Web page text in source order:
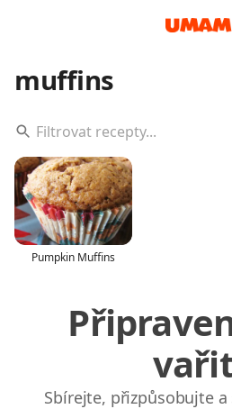
muffins
Pumpkin Muffins
Sbírejte, přizpůsobujte